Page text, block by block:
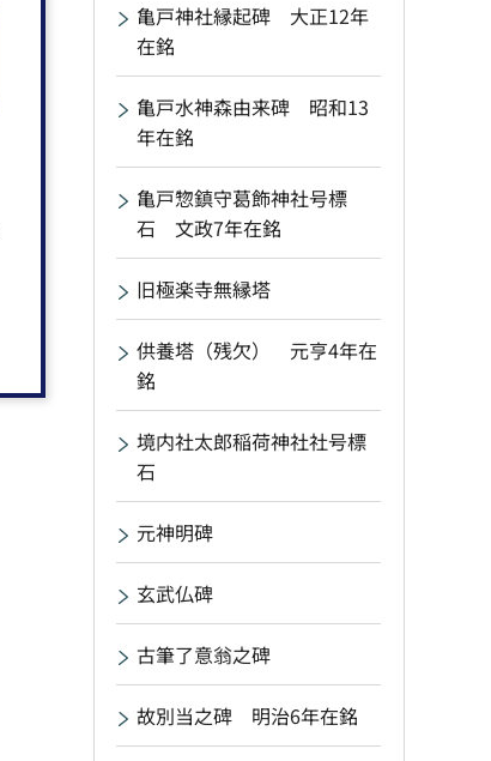
亀戸神社縁起碑 大正12年
在銘
亀戸水神森由来碑 昭和13
年在銘
亀戸惣鎮守葛飾神社号標
石 文政7年在銘
旧極楽寺無縁塔
供養塔（残欠） 元亨4年在
銘
境内社太郎稲荷神社社号標
石
元神明碑
玄武仏碑
古筆了意翁之碑
故別当之碑 明治6年在銘